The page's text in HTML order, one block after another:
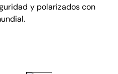
y polarizados con